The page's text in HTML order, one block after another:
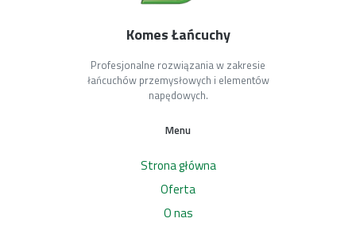
Komes Łańcuchy
Profesjonalne rozwiązania w zakresie
łańcuchów przemysłowych i elementów
napędowych.
Menu
Strona główna
Oferta
O nas